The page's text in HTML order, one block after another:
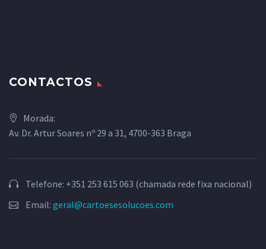
CONTACTOS
Morada:
Av. Dr. Artur Soares nº 29 a 31, 4700-363 Braga
Telefone: +351 253 615 063 (chamada rede fixa nacional)
Email: geral@cartoesesolucoes.com